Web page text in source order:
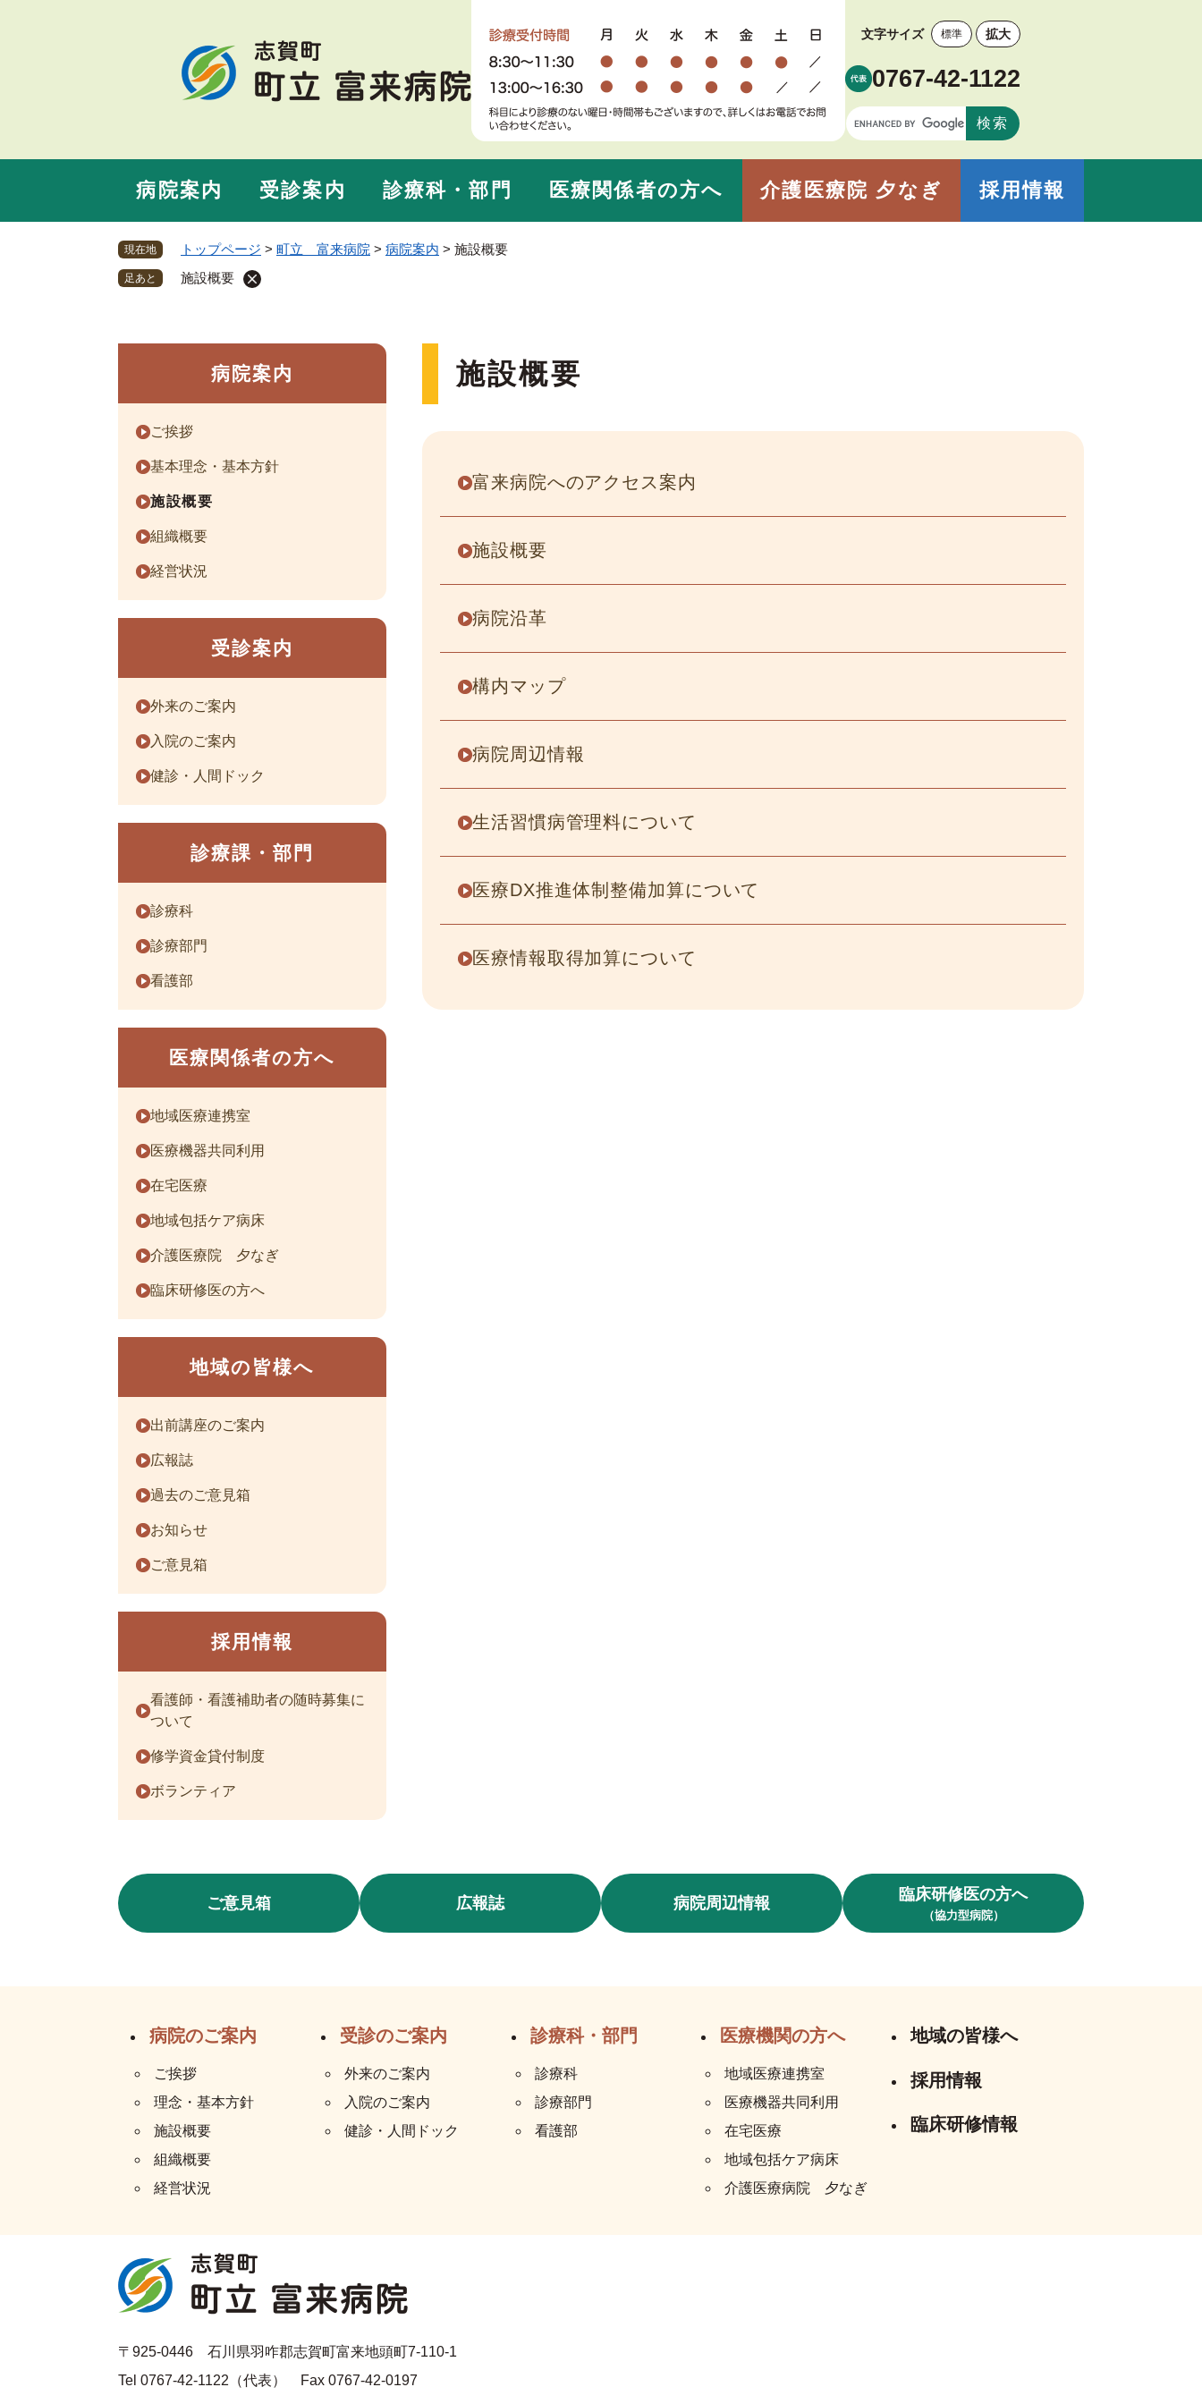
す
文字サイズ
標準 拡大
0767-42-1122
病院案内 受診案内 診療科・部門 医療関係者の方へ 介護医療院 夕なぎ 採用情報
現在地 トップページ > 町立 富来病院 > 病院案内 > 施設概要
足あと 施設概要
施設概要
富来病院へのアクセス案内
施設概要
病院沿革
構内マップ
病院周辺情報
生活習慣病管理料について
医療DX推進体制整備加算について
医療情報取得加算について
病院案内
ご挨拶
基本理念・基本方針
施設概要
組織概要
経営状況
受診案内
外来のご案内
入院のご案内
健診・人間ドック
診療課・部門
診療科
診療部門
看護部
医療関係者の方へ
地域医療連携室
医療機器共同利用
在宅医療
地域包括ケア病床
介護医療院 夕なぎ
臨床研修医の方へ
地域の皆様へ
出前講座のご案内
広報誌
過去のご意見箱
お知らせ
ご意見箱
採用情報
看護師・看護補助者の随時募集に
ついて
修学資金貸付制度
ボランティア
ご意見箱 広報誌 病院周辺情報 臨床研修医の方へ
（協力型病院）
病院のご案内
ご挨拶
理念・基本方針
施設概要
組織概要
経営状況
受診のご案内
外来のご案内
入院のご案内
健診・人間ドック
診療科・部門
診療科
診療部門
看護部
医療機関の方へ
地域医療連携室
医療機器共同利用
在宅医療
地域包括ケア病床
介護医療病院 夕なぎ
地域の皆様へ
採用情報
臨床研修情報
〒925-0446 石川県羽咋郡志賀町富来地頭町7-110-1
Tel 0767-42-1122（代表） Fax 0767-42-0197